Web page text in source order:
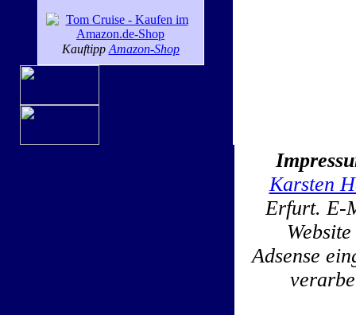
Kauftipp Amazon-Shop
Karsten
Erfurt. E-
Adsense